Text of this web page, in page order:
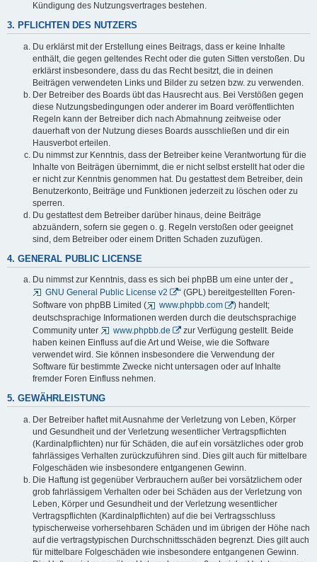
Kündigung des Nutzungsvertrages bestehen.
3. PFLICHTEN DES NUTZERS
Du erklärst mit der Erstellung eines Beitrags, dass er keine Inhalte
enthält, die gegen geltendes Recht oder die guten Sitten verstoßen. Du
erklärst insbesondere, dass du das Recht besitzt, die in deinen
Beiträgen verwendeten Links und Bilder zu setzen bzw. zu verwenden.
Der Betreiber des Boards übt das Hausrecht aus. Bei Verstößen gegen
diese Nutzungsbedingungen oder anderer im Board veröffentlichten
Regeln kann der Betreiber dich nach Abmahnung zeitweise oder
dauerhaft von der Nutzung dieses Boards ausschließen und dir ein
Hausverbot erteilen.
Du nimmst zur Kenntnis, dass der Betreiber keine Verantwortung für die
Inhalte von Beiträgen übernimmt, die er nicht selbst erstellt hat oder die
er nicht zur Kenntnis genommen hat. Du gestattest dem Betreiber, dein
Benutzerkonto, Beiträge und Funktionen jederzeit zu löschen oder zu
sperren.
Du gestattest dem Betreiber darüber hinaus, deine Beiträge
abzuändern, sofern sie gegen o. g. Regeln verstoßen oder geeignet
sind, dem Betreiber oder einem Dritten Schaden zuzufügen.
4. GENERAL PUBLIC LICENSE
Du nimmst zur Kenntnis, dass es sich bei phpBB um eine unter der „
GNU General Public License v2
“ (GPL) bereitgestellten Foren-
Software von phpBB Limited (
www.phpbb.com
) handelt;
deutschsprachige Informationen werden durch die deutschsprachige
Community unter
www.phpbb.de
zur Verfügung gestellt. Beide
haben keinen Einfluss auf die Art und Weise, wie die Software
verwendet wird. Sie können insbesondere die Verwendung der
Software für bestimmte Zwecke nicht untersagen oder auf Inhalte
fremder Foren Einfluss nehmen.
5. GEWÄHRLEISTUNG
Der Betreiber haftet mit Ausnahme der Verletzung von Leben, Körper
und Gesundheit und der Verletzung wesentlicher Vertragspflichten
(Kardinalpflichten) nur für Schäden, die auf ein vorsätzliches oder grob
fahrlässiges Verhalten zurückzuführen sind. Dies gilt auch für mittelbare
Folgeschäden wie insbesondere entgangenen Gewinn.
Die Haftung ist gegenüber Verbrauchern außer bei vorsätzlichem oder
grob fahrlässigem Verhalten oder bei Schäden aus der Verletzung von
Leben, Körper und Gesundheit und der Verletzung wesentlicher
Vertragspflichten (Kardinalpflichten) auf die bei Vertragsschluss
typischerweise vorhersehbaren Schäden und im übrigen der Höhe nach
auf die vertragstypischen Durchschnittsschäden begrenzt. Dies gilt auch
für mittelbare Folgeschäden wie insbesondere entgangenen Gewinn.